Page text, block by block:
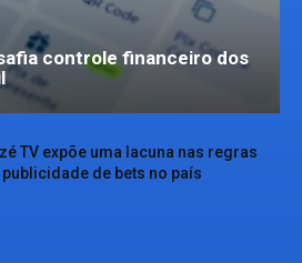
controle financeiro dos
TV expõe uma lacuna nas regras
publicidade de bets no país